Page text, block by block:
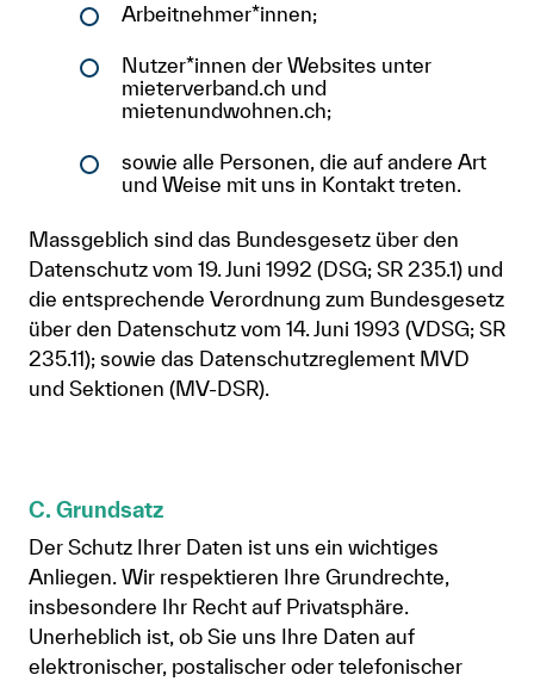
Arbeitnehmer*innen;
Nutzer*innen der Websites unter
mieterverband.ch und
mietenundwohnen.ch;
sowie alle Personen, die auf andere Art
und Weise mit uns in Kontakt treten.
Massgeblich sind das Bundesgesetz über den
Datenschutz vom 19. Juni 1992 (DSG; SR 235.1) und
die entsprechende Verordnung zum Bundesgesetz
über den Datenschutz vom 14. Juni 1993 (VDSG; SR
235.11); sowie das Datenschutzreglement MVD
und Sektionen (MV-DSR).
C. Grundsatz
Der Schutz Ihrer Daten ist uns ein wichtiges
Anliegen. Wir respektieren Ihre Grundrechte,
insbesondere Ihr Recht auf Privatsphäre.
Unerheblich ist, ob Sie uns Ihre Daten auf
elektronischer, postalischer oder telefonischer